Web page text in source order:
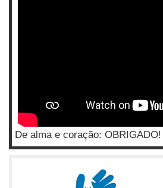
De alma e coração: OBRIGADO!